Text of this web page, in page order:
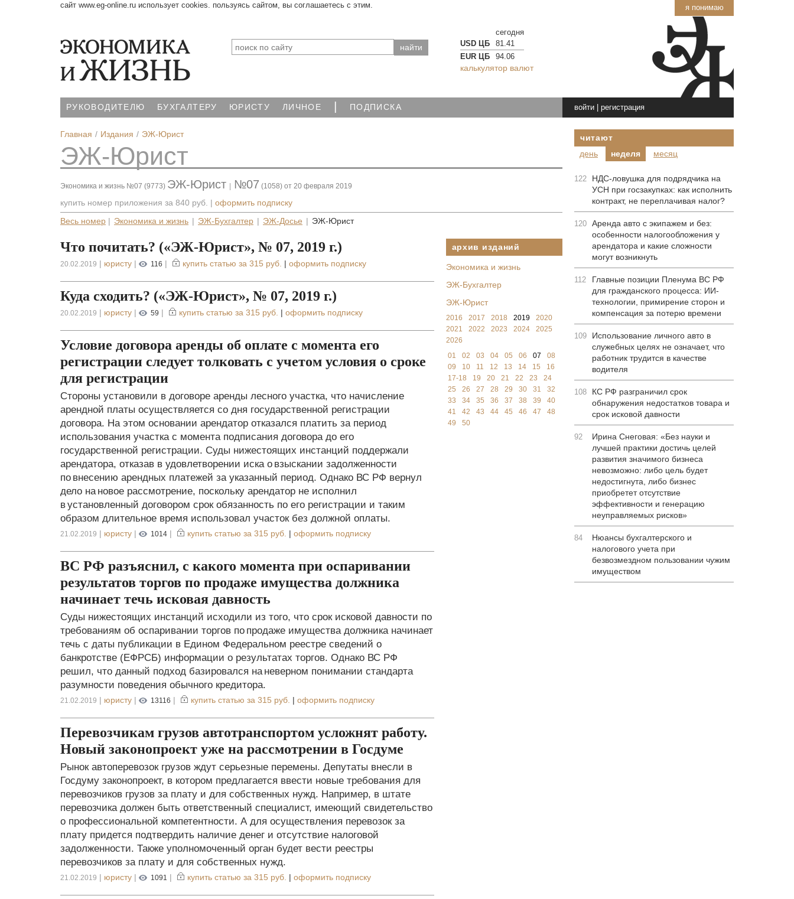
я понимаю
сайт www.eg-online.ru использует cookies. пользуясь сайтом, вы соглашаетесь с этим.
сегодня
USD ЦБ
81.41
EUR ЦБ
94.06
калькулятор валют
РУКОВОДИТЕЛЮ БУХГАЛТЕРУ ЮРИСТУ ЛИЧНОЕ | ПОДПИСКА войти| регистрация
Главная Издания ЭЖ-Юрист
ЭЖ-Юрист
Экономика и жизнь №07 (9773) ЭЖ-Юрист №07 (1058) от 20 февраля 2019
купить номер приложения за 840 руб. | оформить подписку
Весь номер Экономика и жизнь ЭЖ-Бухгалтер ЭЖ-Досье ЭЖ-Юрист
Что почитать? («ЭЖ-Юрист», № 07, 2019 г.)
20.02.2019 | юристу | 116 | купить статью за 315 руб. | оформить подписку
Куда сходить? («ЭЖ-Юрист», № 07, 2019 г.)
20.02.2019 | юристу | 59 | купить статью за 315 руб. | оформить подписку
Условие договора аренды об оплате с момента его
регистрации следует толковать с учетом условия о сроке
для регистрации
Стороны установили в договоре аренды лесного участка, что начисление
арендной платы осуществляется со дня государственной регистрации
договора. На этом основании арендатор отказался платить за период
использования участка с момента подписания договора до его
государственной регистрации. Суды нижестоящих инстанций поддержали
арендатора, отказав в удовлетворении иска о взыскании задолженности
по внесению арендных платежей за указанный период. Однако ВС РФ вернул
дело на новое рассмотрение, поскольку арендатор не исполнил
в установленный договором срок обязанность по его регистрации и таким
образом длительное время использовал участок без должной оплаты.
21.02.2019 | юристу | 1014 | купить статью за 315 руб. | оформить подписку
ВС РФ разъяснил, с какого момента при оспаривании
результатов торгов по продаже имущества должника
начинает течь исковая давность
Суды нижестоящих инстанций исходили из того, что срок исковой давности по
требованиям об оспаривании торгов по продаже имущества должника начинает
течь с даты публикации в Едином Федеральном реестре сведений о
банкротстве (ЕФРСБ) информации о результатах торгов. Однако ВС РФ
решил, что данный подход базировался на неверном понимании стандарта
разумности поведения обычного кредитора.
21.02.2019 | юристу | 13116 | купить статью за 315 руб. | оформить подписку
Перевозчикам грузов автотранспортом усложнят работу.
Новый законопроект уже на рассмотрении в Госдуме
Рынок автоперевозок грузов ждут серьезные перемены. Депутаты внесли в
Госдуму законопроект, в котором предлагается ввести новые требования для
перевозчиков грузов за плату и для собственных нужд. Например, в штате
перевозчика должен быть ответственный специалист, имеющий свидетельство
о профессиональной компетентности. А для осуществления перевозок за
плату придется подтвердить наличие денег и отсутствие налоговой
задолженности. Также уполномоченный орган будет вести реестры
перевозчиков за плату и для собственных нужд.
21.02.2019 | юристу | 1091 | купить статью за 315 руб. | оформить подписку
архив изданий
Экономика и жизнь
ЭЖ-Бухгалтер
ЭЖ-Юрист
2016 2017 2018 2019
2020
2021
2022 2023 2024
2025
2026
01
02 03 04 05 06 07
08
09
10 11 12 13 14 15
16
17-18
19 20 21 22 23
24
25
26 27 28 29 30 31
32
33
34 35 36 37 38 39
40
41
42 43 44 45 46 47
48
49
50
читают
день
неделя месяц
122
НДС-ловушка для подрядчика на
УСН при госзакупках: как исполнить
контракт, не переплачивая налог?
120 Аренда авто с экипажем и без:
особенности налогообложения у
арендатора и какие сложности
могут возникнуть
112
Главные позиции Пленума ВС РФ
для гражданского процесса: ИИ-
технологии, примирение сторон и
компенсация за потерю времени
109
Использование личного авто в
служебных целях не означает, что
работник трудится в качестве
водителя
108
КС РФ разграничил срок
обнаружения недостатков товара и
срок исковой давности
92
Ирина Снеговая: «Без науки и
лучшей практики достичь целей
развития значимого бизнеса
невозможно: либо цель будет
недостигнута, либо бизнес
приобретет отсутствие
эффективности и генерацию
неуправляемых рисков»
84
Нюансы бухгалтерского и
налогового учета при
безвозмездном пользовании чужим
имуществом